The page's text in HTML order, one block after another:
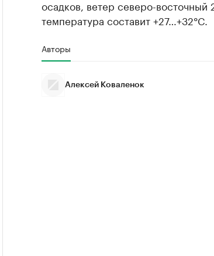
осадков, ветер северо-
температура составит +27…+32°C.
Авторы
Алексей Коваленок